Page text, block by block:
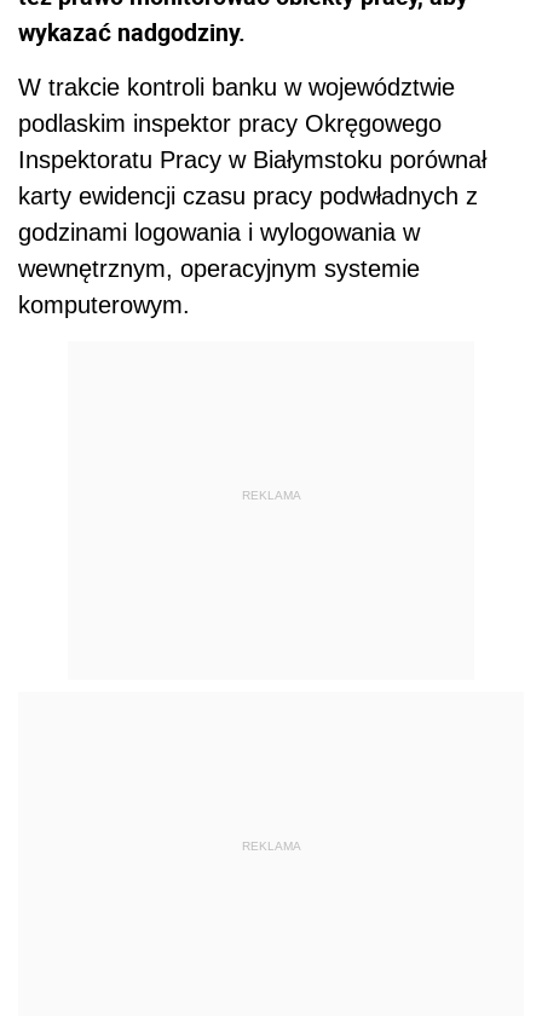
wykazać nadgodziny.
W trakcie kontroli banku w województwie
podlaskim inspektor pracy Okręgowego
Inspektoratu Pracy w Białymstoku porównał
karty ewidencji czasu pracy podwładnych z
godzinami logowania i wylogowania w
wewnętrznym, operacyjnym systemie
komputerowym.
REKLAMA
REKLAMA